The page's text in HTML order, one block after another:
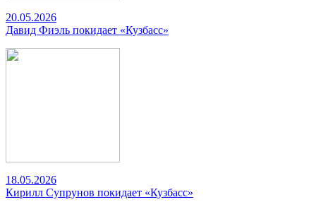
20.05.2026
Давид Фиэль покидает «Кузбасс»
18.05.2026
Кирилл Супрунов покидает «Кузбасс»